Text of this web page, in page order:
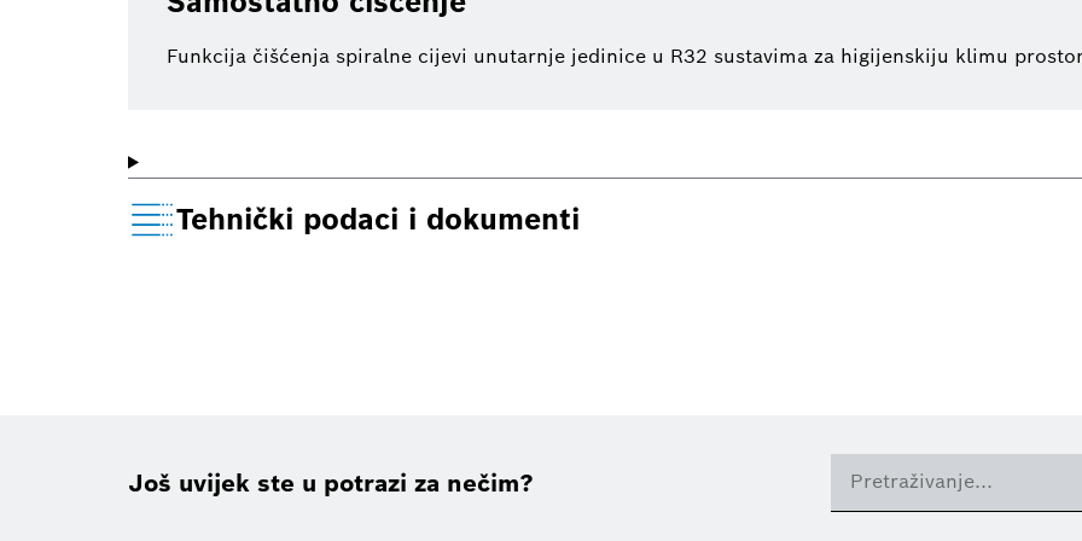
Funkcija čišćenja spiralne cijevi unutarnje jedinice u R32 sustavima za higijenskiju klimu
Tehnički podaci i dokumenti
Još uvijek ste u potrazi za nečim?